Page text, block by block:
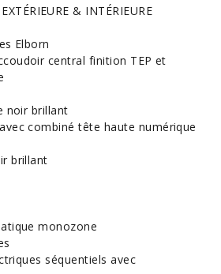
& INTÉRIEURE
Elborn
central finition TEP et
noir brillant
combiné tête haute numérique
brillant
monozone
séquentiels avec